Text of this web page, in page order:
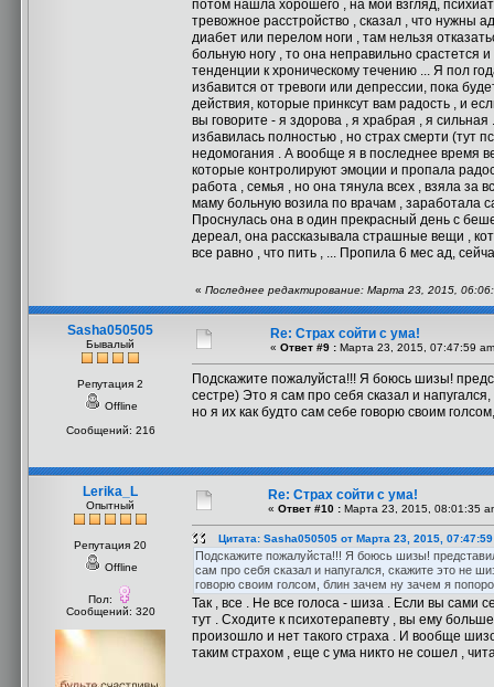
потом нашла хорошего , на мой взгляд,
тревожное расстройство , сказал , что нужны
диабет или перелом ноги , там нельзя
больную ногу , то она неправильно срастется
тенденции к хроническому течению ... Я пол
избавится от тревоги или депрессии, пока
действия, которые принксут вам радость , и
вы говорите - я здорова , я храбрая , я
избавилась полностью , но страх смерти (тут
недомогания . А вообще я в последнее время
которые контролируют эмоции и пропала
работа , семья , но она тянула всех , взяла за
маму больную возила по врачам , заработала
Проснулась она в один прекрасный день с
дереал, она рассказывала страшные вещи ,
все равно , что пить , ... Пропила 6 мес ад,
« Последнее редактирование: Марта 23, 2015,
Sasha050505
Бывалый
Репутация 2
Offline
Сообщений: 216
Re: Страх сойти с ума!
« Ответ #9 : Марта 23, 2015, 07:47:59
Подскажите пожалуйста!!! Я боюсь шизы!
сестре) Это я сам про себя сказал и
но я их как будто сам себе говорю своим
Lerika_L
Опытный
Репутация 20
Offline
Пол:
Сообщений: 320
Re: Страх сойти с ума!
« Ответ #10 : Марта 23, 2015, 08:01:35
Цитата: Sasha050505 от Марта 23, 2015,
Подскажите пожалуйста!!! Я боюсь шизы!
сам про себя сказал и напугался, скажите это не
говорю своим голсом, блин зачем ну зачем я
Так , все . Не все голоса - шиза . Если вы сами
тут . Сходите к психотерапевту , вы ему
произошло и нет такого страха . И вообще
таким страхом , еще с ума никто не сошел ,